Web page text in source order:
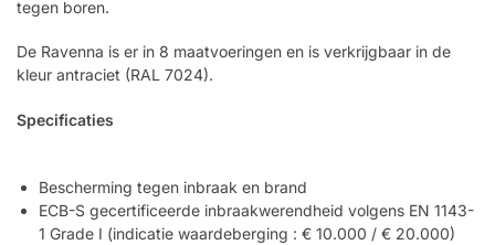
tegen boren.
De Ravenna is er in 8 maatvoeringen en is verkrijgbaar in de
kleur antraciet (RAL 7024).
Specificaties
Bescherming tegen inbraak en brand
ECB-S gecertificeerde inbraakwerendheid volgens EN 1143-
1 Grade I (indicatie waardeberging : € 10.000 / € 20.000)